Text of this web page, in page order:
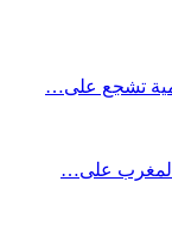
المغرب على…